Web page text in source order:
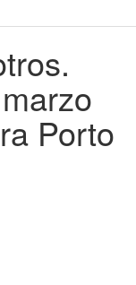
Porto